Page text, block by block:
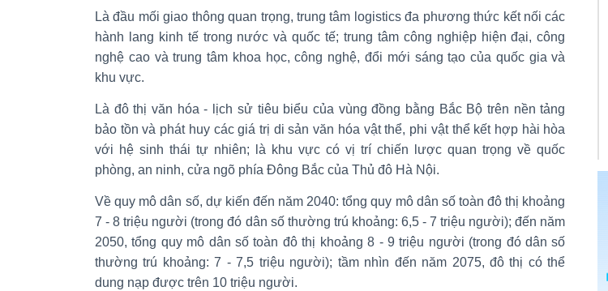
Là đầu mối giao thông quan trọng, trung tâm logistics đa phương thức kết nối các
hành lang kinh tế trong nước và quốc tế; trung tâm công nghiệp hiện đại, công
nghệ cao và trung tâm khoa học, công nghệ, đổi mới sáng tạo của quốc gia và
khu vực.
Là đô thị văn hóa - lịch sử tiêu biểu của vùng đồng bằng Bắc Bộ trên nền tảng
bảo tồn và phát huy các giá trị di sản văn hóa vật thể, phi vật thể kết hợp hài hòa
với hệ sinh thái tự nhiên; là khu vực có vị trí chiến lược quan trọng về quốc
phòng, an ninh, cửa ngõ phía Đông Bắc của Thủ đô Hà Nội.
Về quy mô dân số, dự kiến đến năm 2040: tổng quy mô dân số toàn đô thị khoảng
7 - 8 triệu người (trong đó dân số thường trú khoảng: 6,5 - 7 triệu người); đến năm
2050, tổng quy mô dân số toàn đô thị khoảng 8 - 9 triệu người (trong đó dân số
thường trú khoảng: 7 - 7,5 triệu người); tầm nhìn đến năm 2075, đô thị có thể
dung nạp được trên 10 triệu người.